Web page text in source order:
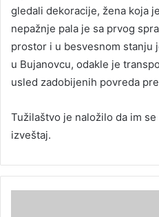
gledali dekoracije, žena koja
nepažnje pala je sa prvog
prostor i u besvesnom stanju
u Bujanovcu, odakle je
usled zadobijenih povreda
Tužilaštvo je naložilo da im
izveštaj.